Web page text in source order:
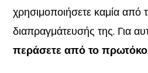
χρησιμοποιήσετε καμία από
διαπραγμάτευσής της. Για
περάσετε από το